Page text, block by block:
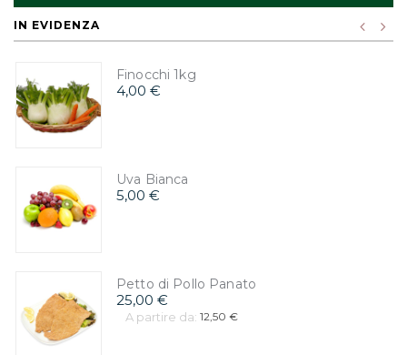
IN EVIDENZA
Finocchi 1kg
4,00 €
Uva Bianca
5,00 €
Petto di Pollo Panato
25,00 €
A partire da: 12,50 €